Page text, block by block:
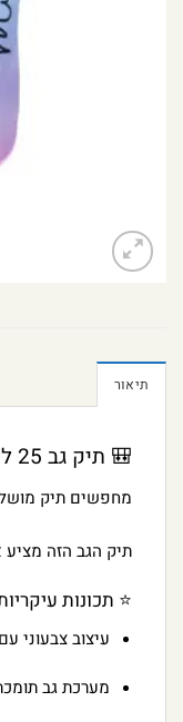
תיאור
🎒 תיק גב 25 ליטר לילדים – נוחות, סדר וסטייל בעיצוב שהם אוהבים
מחפשים תיק
תיק הגב הזה
⭐ תכונות
עיצוב צבעוני
מערכת גב